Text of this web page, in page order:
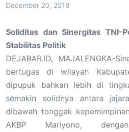
December 20, 2018
Soliditas dan Sinergitas TNI-
Stabilitas Politik
DEJABAR.ID, MAJALENGKA-
bertugas di wilayah
dipupuk bahkan lebih di
semakin solidnya antara
dibawah tonggak
AKBP Mariyono,